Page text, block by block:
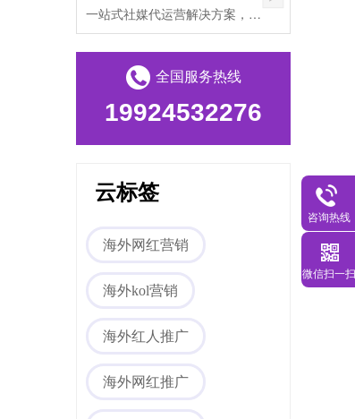
一站式社媒代运营解决方案，帮助出海企业打破文化壁垒，提升海外私域流量。
全国服务热线
19924532276
云标签
海外网红营销
海外kol营销
海外红人推广
海外网红推广
咨询热线
微信扫一扫